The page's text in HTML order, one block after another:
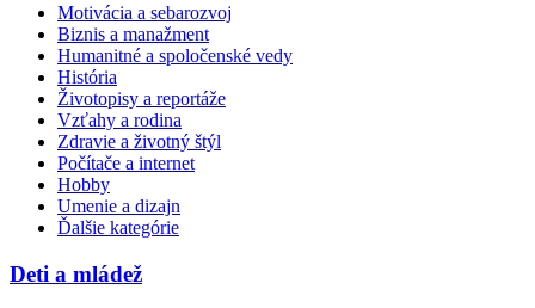
Motivácia a sebarozvoj
Biznis a manažment
Humanitné a spoločenské vedy
História
Životopisy a reportáže
Vzťahy a rodina
Zdravie a životný štýl
Počítače a internet
Hobby
Umenie a dizajn
Ďalšie kategórie
Deti a mládež